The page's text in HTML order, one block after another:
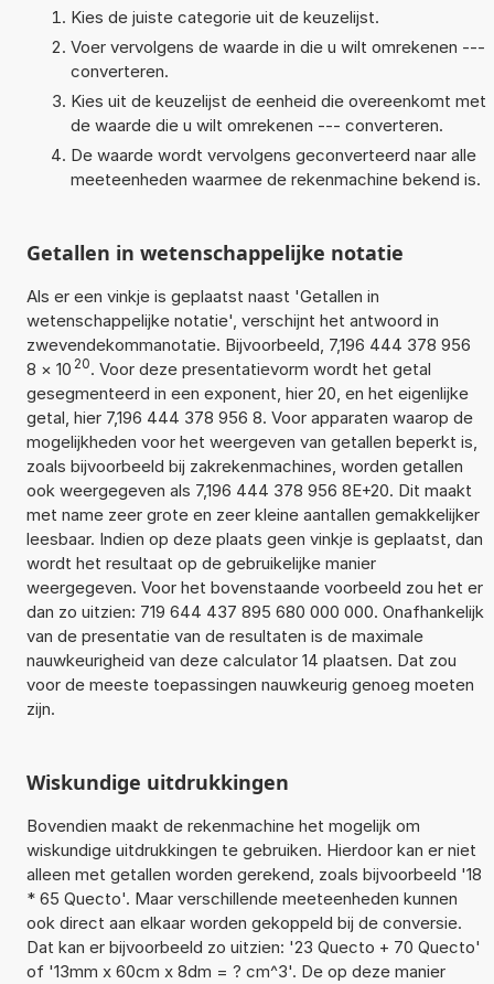
Kies de juiste categorie uit de keuzelijst.
Voer vervolgens de waarde in die u wilt omrekenen ---
converteren.
Kies uit de keuzelijst de eenheid die overeenkomt met
de waarde die u wilt omrekenen --- converteren.
De waarde wordt vervolgens geconverteerd naar alle
meeteenheden waarmee de rekenmachine bekend is.
Getallen in wetenschappelijke notatie
Als er een vinkje is geplaatst naast 'Getallen in
wetenschappelijke notatie', verschijnt het antwoord in
zwevendekommanotatie. Bijvoorbeeld, 7,196 444 378 956
8 × 10 20. Voor deze presentatievorm wordt het getal
gesegmenteerd in een exponent, hier 20, en het eigenlijke
getal, hier 7,196 444 378 956 8. Voor apparaten waarop de
mogelijkheden voor het weergeven van getallen beperkt is,
zoals bijvoorbeeld bij zakrekenmachines, worden getallen
ook weergegeven als 7,196 444 378 956 8E+20. Dit maakt
met name zeer grote en zeer kleine aantallen gemakkelijker
leesbaar. Indien op deze plaats geen vinkje is geplaatst, dan
wordt het resultaat op de gebruikelijke manier
weergegeven. Voor het bovenstaande voorbeeld zou het er
dan zo uitzien: 719 644 437 895 680 000 000. Onafhankelijk
van de presentatie van de resultaten is de maximale
nauwkeurigheid van deze calculator 14 plaatsen. Dat zou
voor de meeste toepassingen nauwkeurig genoeg moeten
zijn.
Wiskundige uitdrukkingen
Bovendien maakt de rekenmachine het mogelijk om
wiskundige uitdrukkingen te gebruiken. Hierdoor kan er niet
alleen met getallen worden gerekend, zoals bijvoorbeeld '18
* 65 Quecto'. Maar verschillende meeteenheden kunnen
ook direct aan elkaar worden gekoppeld bij de conversie.
Dat kan er bijvoorbeeld zo uitzien: '23 Quecto + 70 Quecto'
of '13mm x 60cm x 8dm = ? cm^3'. De op deze manier